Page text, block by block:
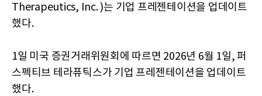
Therapeutics, Inc. )는 기업 프레젠테이션을 업데이트
했다.
1일 미국 증권거래위원회에 따르면 2026년 6월 1일, 퍼
스펙티브 테라퓨틱스가 기업 프레젠테이션을 업데이트
했다.